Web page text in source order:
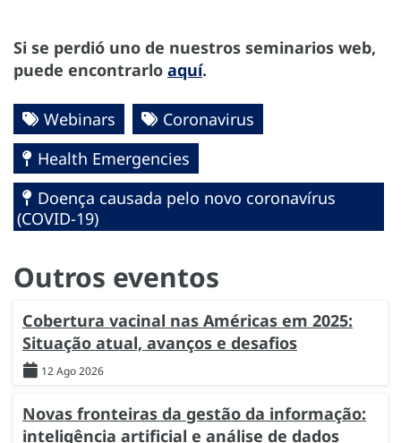
Si se perdió uno de nuestros seminarios web,
puede encontrarlo aquí.
Webinars
Coronavirus
Health Emergencies
Doença causada pelo novo coronavírus
(COVID-19)
Outros eventos
Cobertura vacinal nas Américas em 2025:
Situação atual, avanços e desafios
12 Ago 2026
Novas fronteiras da gestão da informação:
inteligência artificial e análise de dados